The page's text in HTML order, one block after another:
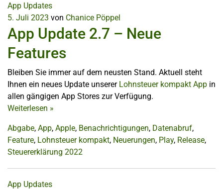
App Updates
5. Juli 2023 von Chanice Pöppel
App Update 2.7 – Neue
Features
Bleiben Sie immer auf dem neusten Stand. Aktuell steht
Ihnen ein neues Update unserer Lohnsteuer kompakt App in
allen gängigen App Stores zur Verfügung.
Weiterlesen »
Abgabe, App, Apple, Benachrichtigungen, Datenabruf,
Feature, Lohnsteuer kompakt, Neuerungen, Play, Release,
Steuererklärung 2022
App Updates